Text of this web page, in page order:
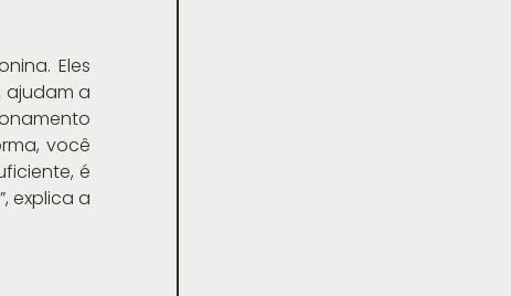
Eles
ajudam a
você
é
explica a